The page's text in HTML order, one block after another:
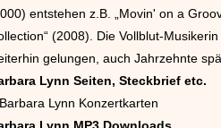
entstehen z.B. „Movin' on a
(2008). Die Vollblut-
gelungen, auch Jahrzehnte
Lynn Seiten, Steckbrief etc.
Barbara Lynn Konzertkarten